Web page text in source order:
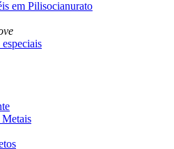
em Pilisocianurato
Metais